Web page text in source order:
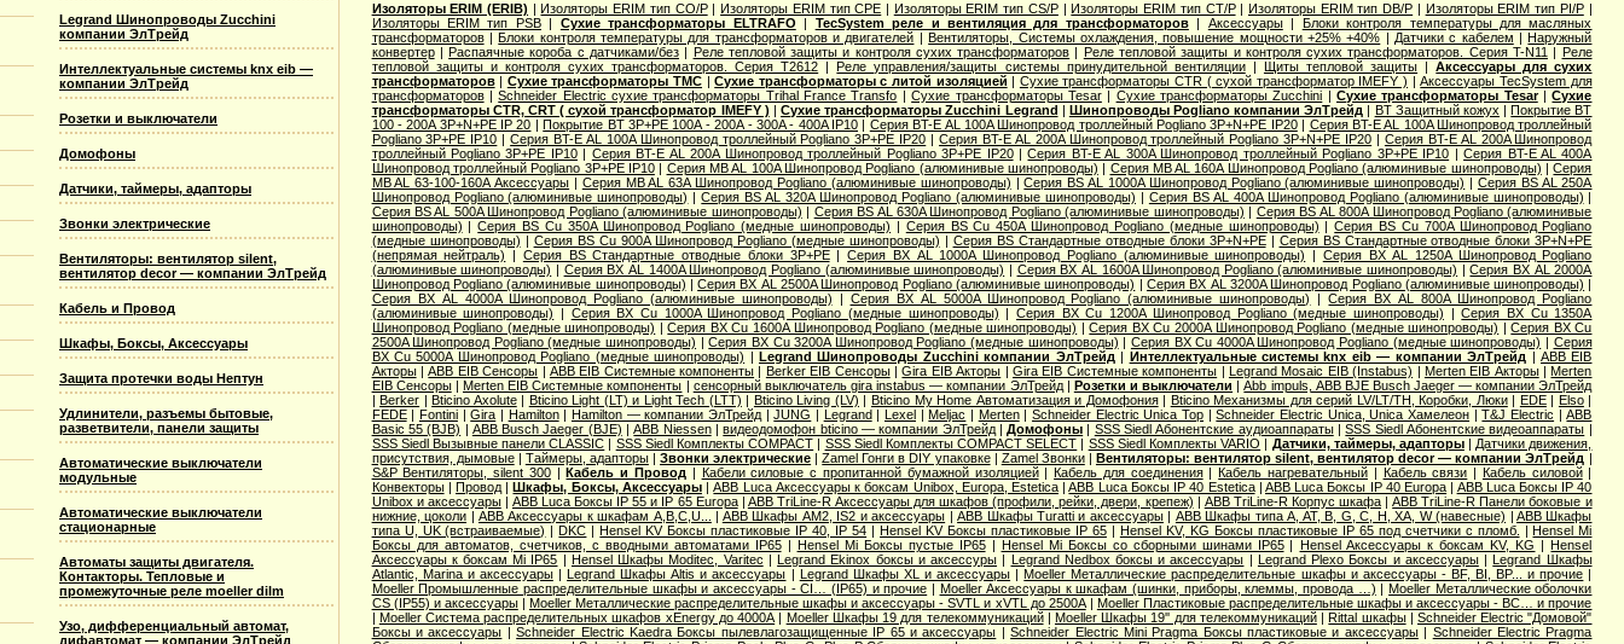
Legrand Шинопроводы Zucchini
компании ЭлТрейд
Интеллектуальные системы knx eib —
компании ЭлТрейд
Розетки и выключатели
Домофоны
Датчики, таймеры, адапторы
Звонки электрические
Вентиляторы: вентилятор silent,
вентилятор decor — компании ЭлТрейд
Кабель и Провод
Шкафы, Боксы, Аксессуары
Защита протечки воды Нептун
Удлинители, разъемы бытовые,
разветвители, панели защиты
Автоматические выключатели
модульные
Автоматические выключатели
стационарные
Автоматы защиты двигателя.
Контакторы. Тепловые и
промежуточные реле moeller dilm
Узо, дифференциальный автомат,
дифавтомат — компании ЭлТрейд
Изоляторы ERIM (ERIB) |Изоляторы ERIM тип CO/P|Изоляторы ERIM тип CPE | Изоляторы ERIM тип CS/P|Изоляторы ERIM тип CT/P| Изоляторы ERIM тип DB/P | Изоляторы ERIM тип PI/P|
Изоляторы ERIM тип PSB| Сухие трансформаторы ELTRAFO | TecSystem реле и вентиляция для трансформаторов| Аксессуары| Блоки контроля температуры для масляных
трансформаторов|Блоки контроля температуры для трансформаторов и двигателей |Вентиляторы, Системы охлаждения, повышение мощности +25% +40% | Датчики с кабелем |Наружный
конвертер|Распаячные короба с датчиками/без| Реле тепловой защиты и контроля сухих трансформаторов | Реле тепловой защиты и контроля сухих трансформаторов. Серия T-N11 | Реле
тепловой защиты и контроля сухих трансформаторов. Серия T2612 |Реле управления/защиты системы принудительной вентиляции| Щиты тепловой защиты |Аксессуары для сухих
трансформаторов| Сухие трансформаторы TMC |Сухие трансформаторы с литой изоляцией | Сухие трансформаторы CTR ( сухой трансформатор IMEFY ) |Аксессуары TecSystem для
трансформаторов|Schneider Electric cухие трансформаторы Trihal France Transfo |Сухие трансформаторы Tesar| Сухие трансформаторы Zucchini |Сухие трансформаторы Tesar|Сухие
трансформаторы CTR, CRT ( сухой трансформатор IMEFY ) |Сухие трансформаторы Zucchini Legrand | Шинопроводы Pogliano компании ЭлТрейд | BT Защитный кожух |Покрытие BT
100 - 200A 3P+N+PE IP 20 |Покрытие BT 3P+PE 100A - 200A - 300A - 400A IP10 | Серия BT-E AL 100A Шинопровод троллейный Pogliano 3P+N+PE IP20| Серия BT-E AL 100A Шинопровод троллейный
Pogliano 3P+PE IP10 |Серия BT-E AL 100A Шинопровод троллейный Pogliano 3P+PE IP20 |Серия BT-E AL 200A Шинопровод троллейный Pogliano 3P+N+PE IP20 | Серия BT-E AL 200A Шинопровод
троллейный Pogliano 3P+PE IP10| Серия BT-E AL 200A Шинопровод троллейный Pogliano 3P+PE IP20|Серия BT-E AL 300A Шинопровод троллейный Pogliano 3P+PE IP10 |Серия BT-E AL 400A
Шинопровод троллейный Pogliano 3P+PE IP10| Серия MB AL 100A Шинопровод Pogliano (алюминивые шинопроводы) | Серия MB AL 160A Шинопровод Pogliano (алюминивые шинопроводы) |Серия
MB AL 63-100-160A Аксессуары | Серия MB AL 63A Шинопровод Pogliano (алюминивые шинопроводы) |Серия ВS AL 1000A Шинопровод Pogliano (алюминивые шинопроводы) | Серия ВS AL 250A
Шинопровод Pogliano (алюминивые шинопроводы) |Серия ВS AL 320A Шинопровод Pogliano (алюминивые шинопроводы) | Серия ВS AL 400A Шинопровод Pogliano (алюминивые шинопроводы) |
Серия ВS AL 500A Шинопровод Pogliano (алюминивые шинопроводы) | Серия ВS AL 630A Шинопровод Pogliano (алюминивые шинопроводы) | Серия ВS AL 800A Шинопровод Pogliano (алюминивые
шинопроводы) |Серия ВS Cu 350A Шинопровод Pogliano (медные шинопроводы) | Серия ВS Cu 450A Шинопровод Pogliano (медные шинопроводы) |Серия ВS Cu 700A Шинопровод Pogliano
(медные шинопроводы) | Серия ВS Cu 900A Шинопровод Pogliano (медные шинопроводы) | Серия ВS Стандартные отводные блоки 3P+N+PE| Серия ВS Стандартные отводные блоки 3P+N+PE
(непрямая нейтраль)
| Серия ВS Стандартные отводные блоки 3P+PE|Серия ВХ AL 1000A Шинопровод Pogliano (алюминивые шинопроводы) | Серия ВХ AL 1250A Шинопровод Pogliano
(алюминивые шинопроводы) | Серия ВХ AL 1400A Шинопровод Pogliano (алюминивые шинопроводы) | Серия ВХ AL 1600A Шинопровод Pogliano (алюминивые шинопроводы) |Серия ВХ AL 2000A
Шинопровод Pogliano (алюминивые шинопроводы) |Серия ВХ AL 2500A Шинопровод Pogliano (алюминивые шинопроводы) | Серия ВХ AL 3200A Шинопровод Pogliano (алюминивые шинопроводы) |
Серия ВХ AL 4000A Шинопровод Pogliano (алюминивые шинопроводы) | Серия ВХ AL 5000A Шинопровод Pogliano (алюминивые шинопроводы) |Серия ВХ AL 800A Шинопровод Pogliano
(алюминивые шинопроводы)
| Серия ВХ Cu 1000A Шинопровод Pogliano (медные шинопроводы) |Серия ВХ Cu 1200A Шинопровод Pogliano (медные шинопроводы) |Серия ВХ Cu 1350A
Шинопровод Pogliano (медные шинопроводы) |Серия ВХ Cu 1600A Шинопровод Pogliano (медные шинопроводы) |Серия ВХ Cu 2000A Шинопровод Pogliano (медные шинопроводы) |Серия ВХ Cu
2500A Шинопровод Pogliano (медные шинопроводы) |Серия ВХ Cu 3200A Шинопровод Pogliano (медные шинопроводы) | Серия ВХ Cu 4000A Шинопровод Pogliano (медные шинопроводы) | Серия
ВХ Cu 5000A Шинопровод Pogliano (медные шинопроводы) |Legrand Шинопроводы Zucchini компании ЭлТрейд | Интеллектуальные системы knx eib — компании ЭлТрейд |ABB EIB
Акторы|ABB EIB Сенсоры | ABB EIB Системные компоненты | Berker EIB Сенсоры|Gira EIB Акторы | Gira EIB Системные компоненты | Legrand Mosaic ЕIB (Instabus) | Merten EIB Акторы|Merten
EIB Сенсоры| Merten EIB Системные компоненты | сенсорный выключатель gira instabus — компании ЭлТрейд| Розетки и выключатели |Abb impuls, АВВ BJE Busch Jaeger — компании ЭлТрейд
|Berker |Bticino Axolute| Bticino Light (LT) и Light Tech (LTT) | Bticino Living (LV) |Bticino My Home Автоматизация и Домофония| Bticino Механизмы для серий LV/LT/TH, Коробки, Люки| EDE| Elso|
FEDE| Fontini|Gira | Hamilton| Hamilton — компании ЭлТрейд|JUNG | Legrand| Lexel |Meljac | Merten|Schneider Electric Unica Top |Schneider Electric Unica, Unica Хамелеон |T&J Electric |АВВ
Basic 55 (BJB) | АВВ Busch Jaeger (BJE) |АВВ Niessen|видеодомофон bticino — компании ЭлТрейд|Домофоны | SSS Siedl Абонентские аудиоаппараты|SSS Siedl Абонентские видеоаппараты |
SSS Siedl Вызывные панели CLASSIC | SSS Siedl Комплекты COMPACT | SSS Siedl Комплекты COMPACT SELECT | SSS Siedl Комплекты VARIO | Датчики, таймеры, адапторы| Датчики движения,
присутствия, дымовые| Таймеры, адапторы|Звонки электрические |Zamel Гонги в DIY упаковке| Zamel Звонки| Вентиляторы: вентилятор silent, вентилятор decor — компании ЭлТрейд |
S&P Вентиляторы, silent 300|Кабель и Провод | Кабели силовые с пропитанной бумажной изоляцией|Кабель для соединения|Кабель нагревательный| Кабель связи | Кабель силовой|
Конвекторы|Провод |Шкафы, Боксы, Аксессуары|ABB Luca Аксессуары к боксам Unibox, Europa, Estetica|ABB Luca Боксы IP 40 Estetica| ABB Luca Боксы IP 40 Europa | ABB Luca Боксы IP 40
Unibox и аксессуары| ABB Luca Боксы IP 55 и IP 65 Europa| ABB TriLine-R Аксессуары для шкафов (профили, рейки, двери, крепеж) | ABB TriLine-R Корпус шкафа |ABB TriLine-R Панели боковые и
нижние, цоколи | ABB Аксессуары к шкафам A,B,C,U... | ABB Шкафы AM2, IS2 и аксессуары |ABB Шкафы Turatti и аксессуары| ABB Шкафы типа A, AT, B, G, C, H, XA, W (навесные) | ABB Шкафы
типа U, UK (встраиваемые) |DKC |Hensel KV Боксы пластиковые IP 40, IP 54 |Hensel KV Боксы пластиковые IP 65| Hensel KV, KG Боксы пластиковые IP 65 под счетчики с пломб. |Hensel Mi
Боксы для автоматов, счетчиков, с вводными автоматами IP65| Hensel Mi Боксы пустые IP65| Hensel Mi Боксы со сборными шинами IP65| Hensel Аксессуары к боксам KV, KG |Hensel
Аксессуары к боксам Mi IP65 | Hensel Шкафы Moditec, Varitec |Legrand Ekinox боксы и аксессуры | Legrand Nedbox боксы и аксессуары | Legrand Plexo Боксы и аксессуары|Legrand Шкафы
Atlantic, Marina и аксессуары|Legrand Шкафы Altis и аксессуары | Legrand Шкафы XL и аксессуары |Moeller Металлические распределительные шкафы и аксессуары - BF, BI, BP... и прочие |
Moeller Промышленные распределительные шкафы и аксессуары - CI… (IP65) и прочие | Moeller Аксессуары к шкафам (шинки, приборы, клеммы, провода …) |Moeller Металлические оболочки
CS (IP55) и аксессуары| Moeller Металлические распределительные шкафы и аксессуары - SVTL и xVTL до 2500А| Moeller Пластиковые распределительные шкафы и аксессуары - BC… и прочие
| Moeller Система распределительных шкафов xEnergy до 4000А | Moeller Шкафы 19 для телекоммуникаций| Moeller Шкафы 19'' для телекоммуникаций|Rittal шкафы|Schneider Electric "Домовой"
Боксы и аксессуары |Schneider Electric Kaedra Боксы пылевлагозащищенные IP 65 и аксессуары |Schneider Electric Mini Pragma Боксы пластиковые и аксессуары| Schneider Electric Pragma